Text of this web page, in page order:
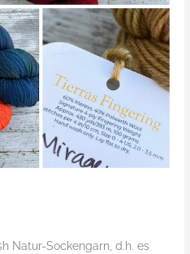
Natur-Sockengarn, d.h. es